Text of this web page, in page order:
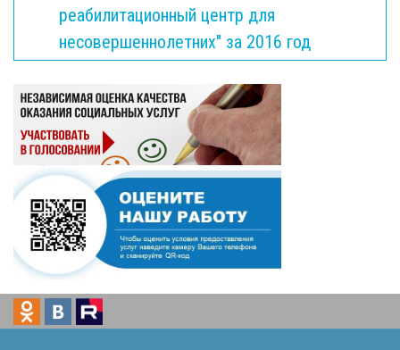
реабилитационный центр для
несовершеннолетних" за 2016 год